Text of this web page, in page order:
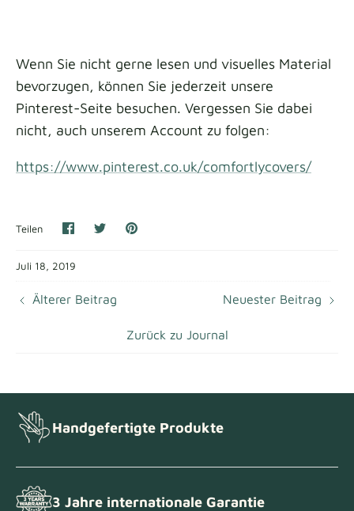
Wenn Sie nicht gerne lesen und visuelles Material
bevorzugen, können Sie jederzeit unsere
Pinterest-Seite besuchen. Vergessen Sie dabei
nicht, auch unserem Account zu folgen:
https://www.pinterest.co.uk/comfortlycovers/
Teilen
Auf
Facebook
Auf
Twitter
Anpinnen
Juli 18, 2019
Älterer Beitrag
Zurück zu Journal
Neuester Beitrag
Handgefertigte Produkte
3 Jahre internationale Garantie